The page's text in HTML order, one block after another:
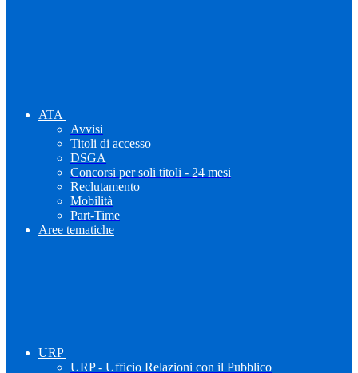
ATA
Avvisi
Titoli di accesso
DSGA
Concorsi per soli titoli - 24 mesi
Reclutamento
Mobilità
Part-Time
Aree tematiche
URP
URP - Ufficio Relazioni con il Pubblico